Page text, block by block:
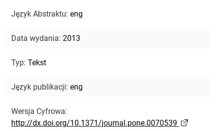
Język Abstraktu: eng
Data wydania: 2013
Typ: Tekst
Język publikacji: eng
Wersja Cyfrowa:
http://dx.doi.org/10.1371/journal.pone.0070539